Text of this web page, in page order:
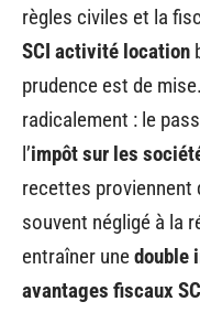
règles civiles et la
SCI activité location
prudence est de
radicalement : le
l’impôt sur les
recettes proviennent
souvent négligé à la
entraîner unedouble
avantages fiscaux